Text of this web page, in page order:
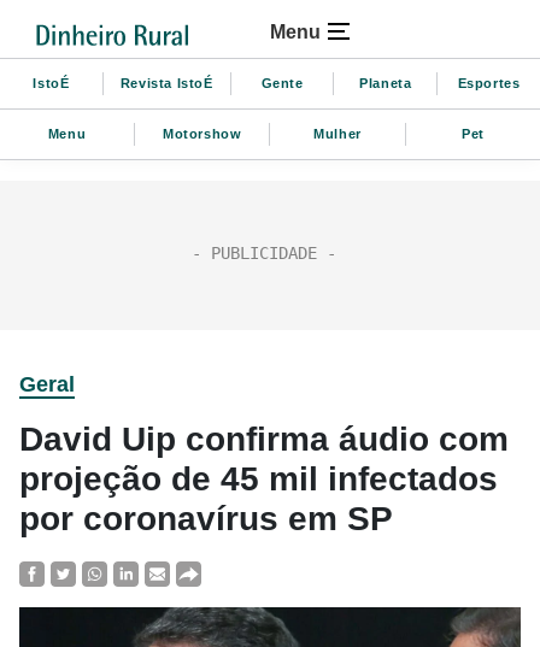
Menu
IstoÉ Revista IstoÉ Gente Planeta Esportes
Menu Motorshow Mulher Pet
Geral
David Uip confirma áudio com
projeção de 45 mil infectados
por coronavírus em SP